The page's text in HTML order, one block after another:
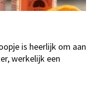
is heerlijk om aan
werkelijk een